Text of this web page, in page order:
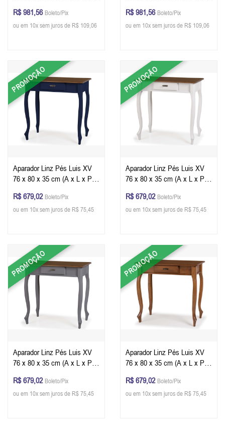
R$ 981,56 Boleto/Pix
ou em 10x sem juros de R$ 109,06
Glazer
R$ 981,56 Boleto/Pix
ou em 10x sem juros de R$ 109,06
PROMOÇÃO
Aparador Linz Pés Luis XV
76 x 80 x 35 cm (A x L x P) -
Glazer
R$ 679,02 Boleto/Pix
ou em 10x sem juros de R$ 75,45
PROMOÇÃO
Aparador Linz Pés Luis XV
76 x 80 x 35 cm (A x L x P) -
R$ 679,02 Boleto/Pix
ou em 10x sem juros de R$ 75,45
PROMOÇÃO
Aparador Linz Pés Luis XV
76 x 80 x 35 cm (A x L x P) -
Glazer
R$ 679,02 Boleto/Pix
ou em 10x sem juros de R$ 75,45
PROMOÇÃO
Aparador Linz Pés Luis XV
76 x 80 x 35 cm (A x L x P) -
R$ 679,02 Boleto/Pix
ou em 10x sem juros de R$ 75,45